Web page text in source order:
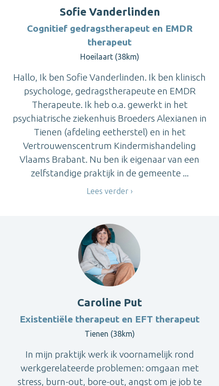
Sofie Vanderlinden
Cognitief gedragstherapeut en EMDR
therapeut
Hoeilaart (38km)
Hallo, Ik ben Sofie Vanderlinden. Ik ben klinisch
psychologe, gedragstherapeute en EMDR
Therapeute. Ik heb o.a. gewerkt in het
psychiatrische ziekenhuis Broeders Alexianen in
Tienen (afdeling eetherstel) en in het
Vertrouwenscentrum Kindermishandeling
Vlaams Brabant. Nu ben ik eigenaar van een
zelfstandige praktijk in de gemeente ...
Lees verder
Caroline Put
Existentiële therapeut en EFT therapeut
Tienen (38km)
In mijn praktijk werk ik voornamelijk rond
werkgerelateerde problemen: omgaan met
stress, burn-out, bore-out, angst om je job te